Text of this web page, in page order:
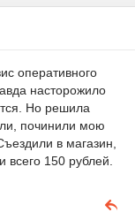
оперативного
насторожило
Но решила
починили мою
в магазин,
всего 150 рублей.